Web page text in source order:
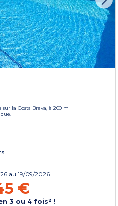
la Costa Brava, à 200 m
au 19/09/2026
€
3 ou 4 fois² !